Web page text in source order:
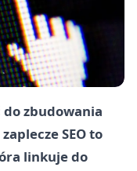
do zbudowania
SEO to
linkuje do